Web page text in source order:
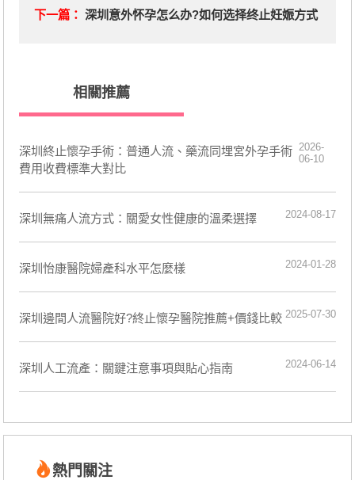
下一篇： 深圳意外怀孕怎么办?如何选择终止妊娠方式
相關推薦
深圳終止懷孕手術：普通人流、藥流同埋宮外孕手術
費用收費標準大對比
2026-
06-10
深圳無痛人流方式：關愛女性健康的溫柔選擇 2024-08-17
深圳怡康醫院婦產科水平怎麼樣 2024-01-28
深圳邊間人流醫院好?終止懷孕醫院推薦+價錢比較 2025-07-30
深圳人工流產：關鍵注意事項與貼心指南 2024-06-14
熱門關注